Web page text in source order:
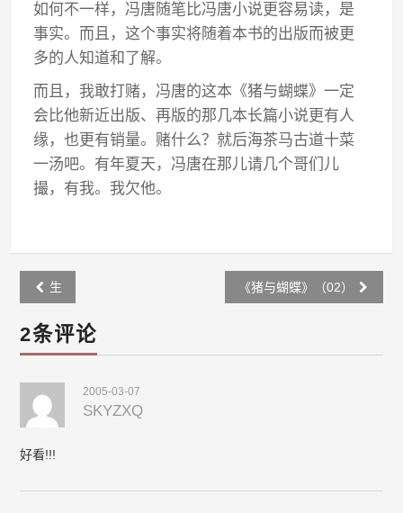
如何不一样，冯唐随笔比冯唐小说更容易读，是
事实。而且，这个事实将随着本书的出版而被更
多的人知道和了解。
而且，我敢打赌，冯唐的这本《猪与蝴蝶》一定
会比他新近出版、再版的那几本长篇小说更有人
缘，也更有销量。赌什么？就后海茶马古道十菜
一汤吧。有年夏天，冯唐在那儿请几个哥们儿
撮，有我。我欠他。
Post
navigation
生 《猪与蝴蝶》（02）
2条评论
2005-03-07
SKYZXQ
好看!!!